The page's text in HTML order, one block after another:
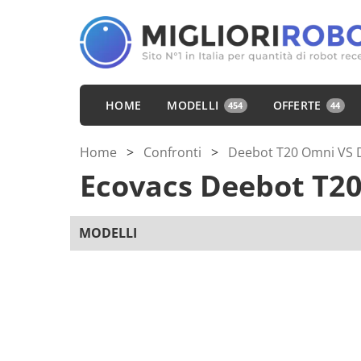
HOME MODELLI 454 OFFERTE 44
Home > Confronti > Deebot T20 Omni VS
Ecovacs Deebot
MODELLI